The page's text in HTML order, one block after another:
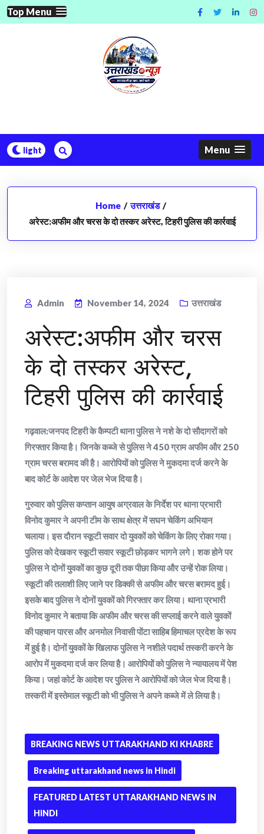
Skip
to
Top Menu
Menu
Home / उत्तराखंड /
अरेस्ट:अफीम और चरस के दो तस्कर अरेस्ट, टिहरी पुलिस की कार्रवाई
Admin November 14, 2024 उत्तराखंड
अरेस्ट:अफीम और चरस
के दो तस्कर अरेस्ट,
टिहरी पुलिस की कार्रवाई
गढ़वाल:जनपद टिहरी के कैम्पटी थाना पुलिस ने नशे के दो सौदागरों को
गिरफ्तार किया है। जिनके कब्जे से पुलिस ने 450 ग्राम अफीम और 250
ग्राम चरस बरामद की है। आरोपियों को पुलिस ने मुकदमा दर्ज करने के
बाद कोर्ट के आदेश पर जेल भेज दिया है।
गुरुवार को पुलिस कप्तान आयुष अग्रवाल के निर्देश पर थाना प्रभारी
विनोद कुमार ने अपनी टीम के साथ क्षेत्र में सघन चेकिंग अभियान
चलाया। इस दौरान स्कूटी सवार दो युवकों को चेकिंग के लिए रोका गया।
पुलिस को देखकर स्कूटी सवार स्कूटी छोड़कर भागने लगे। शक होने पर
पुलिस ने दोनों युवकों का कुछ दूरी तक पीछा किया और उन्हें रोक लिया।
स्कूटी की तलाशी लिए जाने पर डिक्की से अफीम और चरस बरामद हुई।
इसके बाद पुलिस ने दोनों युवकों को गिरफ्तार कर लिया। थाना प्रभारी
विनोद कुमार ने बताया कि अफीम और चरस की सप्लाई करने वाले युवकों
की पहचान पारस और अनमोल निवासी पोंटा साहिब हिमाचल प्रदेश के रूप
में हुई है। दोनों युवकों के खिलाफ पुलिस ने नशीले पदार्थ तस्करी करने के
आरोप में मुकदमा दर्ज कर लिया है। आरोपियों को पुलिस ने न्यायालय में पेश
किया। जहां कोर्ट के आदेश पर पुलिस ने आरोपियों को जेल भेज दिया है।
तस्करी में इस्तेमाल स्कूटी को भी पुलिस ने अपने कब्जे में ले लिया है।
BREAKING NEWS UTTARAKHAND KI KHABRE
Breaking uttarakhand news in Hindi
FEATURED LATEST UTTARAKHAND NEWS IN
HINDI